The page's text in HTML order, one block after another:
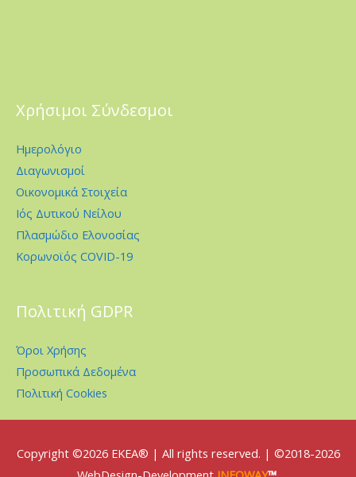
Χρήσιμοι Σύνδεσμοι
Ημερολόγιο
Διαγωνισμοί
Οικονομικά Στοιχεία
Ιός Δυτικού Νείλου
Πλασμώδιο Ελονοσίας
Κορωνοϊός COVID-19
Πολιτική GDPR
Όροι Χρήσης
Προσωπικά Δεδομένα
Πολιτική Cookies
Copyright ©2026 EKEA® | All rights reserved. | ©2018-2026